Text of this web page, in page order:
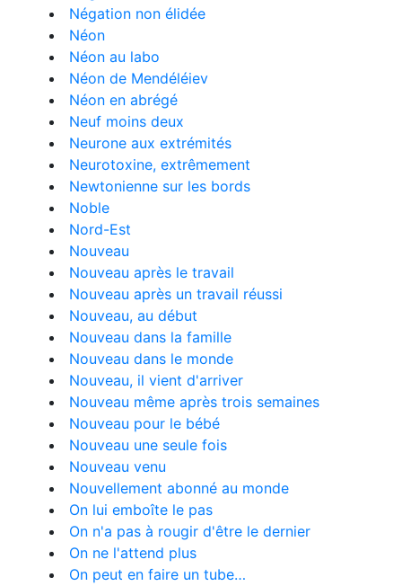
Négation non élidée
Néon
Néon au labo
Néon de Mendéléiev
Néon en abrégé
Neuf moins deux
Neurone aux extrémités
Neurotoxine, extrêmement
Newtonienne sur les bords
Noble
Nord-Est
Nouveau
Nouveau après le travail
Nouveau après un travail réussi
Nouveau, au début
Nouveau dans la famille
Nouveau dans le monde
Nouveau, il vient d'arriver
Nouveau même après trois semaines
Nouveau pour le bébé
Nouveau une seule fois
Nouveau venu
Nouvellement abonné au monde
On lui emboîte le pas
On n'a pas à rougir d'être le dernier
On ne l'attend plus
On peut en faire un tube…